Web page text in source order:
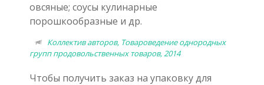
овсяные; соусы кулинарные
порошкообразные и др.
Коллектив авторов, Товароведение однородных
групп продовольственных товаров, 2014
Чтобы получить заказ на упаковку для